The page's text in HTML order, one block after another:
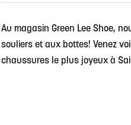
Au magasin Green Lee Shoe,
souliers et aux bottes! Venez
chaussures le plus joyeux à